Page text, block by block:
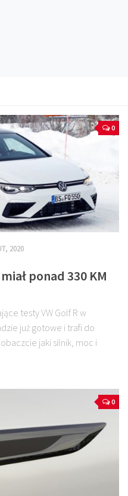
0
2020
ponad 330 KM
testy VW Golf R w
już gotowe i trafi do
jaki silnik, moc i
0